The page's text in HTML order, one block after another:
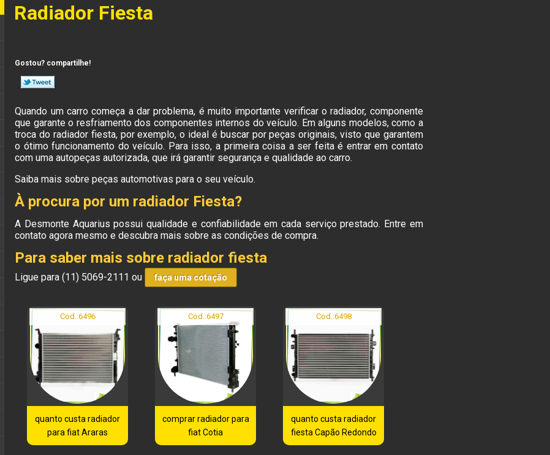
Radiador Fiesta
Gostou? compartilhe!
Quando um carro começa a dar problema, é muito importante verificar o radiador, componente
que garante o resfriamento dos componentes internos do veículo. Em alguns modelos, como a
troca do radiador fiesta, por exemplo, o ideal é buscar por peças originais, visto que garantem
o ótimo funcionamento do veículo. Para isso, a primeira coisa a ser feita é entrar em contato
com uma autopeças autorizada, que irá garantir segurança e qualidade ao carro.
Saiba mais sobre peças automotivas para o seu veículo.
À procura por um radiador Fiesta?
A Desmonte Aquarius possui qualidade e confiabilidade em cada serviço prestado. Entre em
contato agora mesmo e descubra mais sobre as condições de compra.
Para saber mais sobre radiador fiesta
Ligue para(11) 5069-2111 ou faça uma cotação
Cod.:6496
quanto custa radiador
para fiat Araras
Cod.:6497
comprar radiador para
fiat Cotia
Cod.:6498
quanto custa radiador
fiesta Capão Redondo